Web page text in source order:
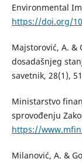
Environmental
https://doi.org/
Majstorović, A. &
dosadašnjeg
savetnik, 28(1),
Ministarstvo
sprovođenju
https://
Milanović, A. &